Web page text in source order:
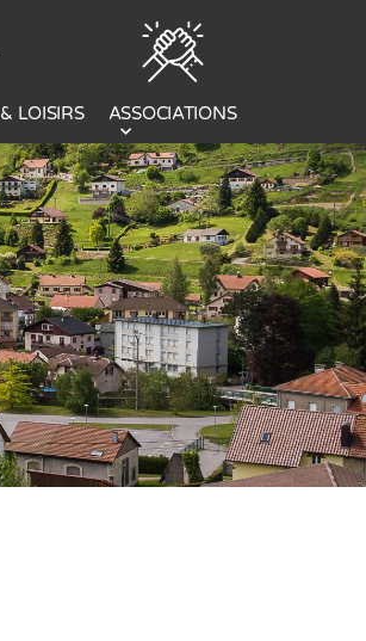
LOISIRS ASSOCIATIONS